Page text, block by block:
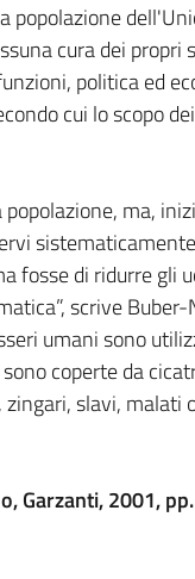
cura dei
politica ed
cui lo scopo
ma,
fosse di ridurre gli
scrive
umani sono
coperte da
slavi, malati
Garzanti, 2001,